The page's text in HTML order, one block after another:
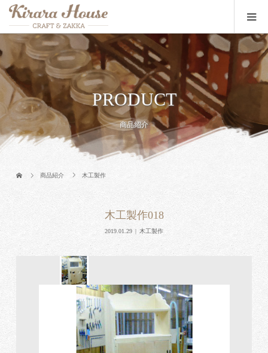
PRODUCT
商品紹介
商品紹介 木工製作
木工製作018
2019.01.29 木工製作